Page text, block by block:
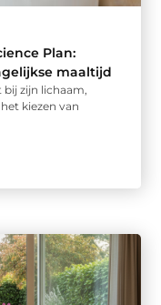
Plan:
maaltijd
zijn lichaam,
kiezen van